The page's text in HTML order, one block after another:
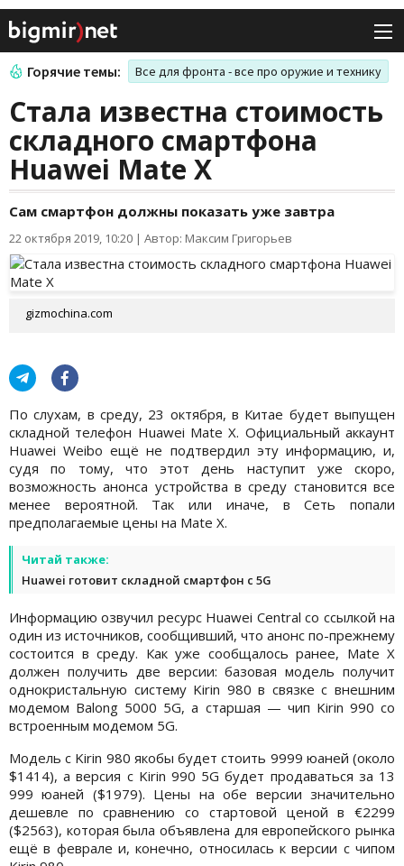
Горячие темы: Все для фронта - все про оружие и технику
Стала известна стоимость
складного смартфона
Huawei Mate X
Сам смартфон должны показать уже завтра
22 октября 2019, 10:20 | Автор: Максим Григорьев
gizmochina.com
По слухам, в среду, 23 октября, в Китае будет выпущен
складной телефон Huawei Mate X. Официальный аккаунт
Huawei Weibo ещё не подтвердил эту информацию, и,
судя по тому, что этот день наступит уже скоро,
возможность анонса устройства в среду становится все
менее вероятной. Так или иначе, в Сеть попали
предполагаемые цены на Mate X.
Читай также:
Huawei готовит складной смартфон с 5G
Информацию озвучил ресурс Huawei Central со ссылкой на
один из источников, сообщивший, что анонс по-прежнему
состоится в среду. Как уже сообщалось ранее, Mate X
должен получить две версии: базовая модель получит
однокристальную систему Kirin 980 в связке с внешним
модемом Balong 5000 5G, а старшая — чип Kirin 990 со
встроенным модемом 5G.
Модель с Kirin 980 якобы будет стоить 9999 юаней (около
$1414), а версия с Kirin 990 5G будет продаваться за 13
999 юаней ($1979). Цены на обе версии значительно
дешевле по сравнению со стартовой ценой в €2299
($2563), которая была объявлена для европейского рынка
ещё в феврале и, конечно, относилась к версии с чипом